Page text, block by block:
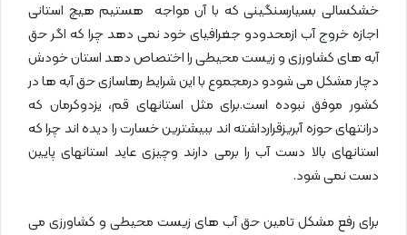
خشکسالی بسیارسنگینی که با آن مواجه هستیم هیچ استانی
اجازه خروج آب ازمحدودو جغرافیای خود نمی دهد چرا که اگر حق
آبه های کشاورزی و زیست محیطی را اختصاص دهد استان خودش
دچار مشکل می شودو درمجموع با این شرایط رهاسازی حق آبه ها در
کشور موفق نبوده است.برای مثل استانهای قم، یزدوکرمان که
درانتهای حوزه آبریزقرارداشته اند ببیشترین خسارت را دیده اند چرا که
استانهای بالا دست آب را برمی دارند وچیزی عاید استانهای پایین
دست نمی شود.
برای رفع مشکل تامین حق آب های زیست محیطی و کشاورزی می